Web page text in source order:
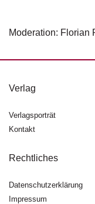
s
i
h
ts
Ü
r
u
Moderation: Florian
Verlag
Verlagsporträt
Kontakt
Rechtliches
Datenschutzerklärung
Impressum